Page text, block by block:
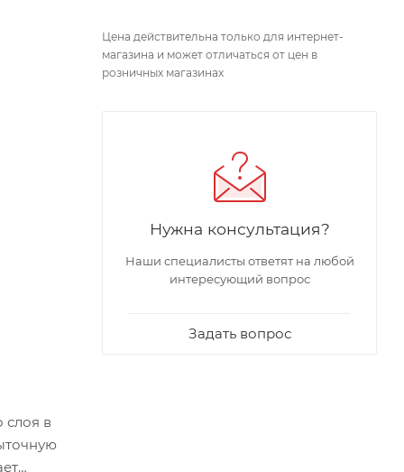
слоя в
Цена действительна только для интернет-
магазина и может отличаться от цен в
розничных магазинах
Нужна консультация?
Наши специалисты ответят на любой
интересующий вопрос
Задать вопрос